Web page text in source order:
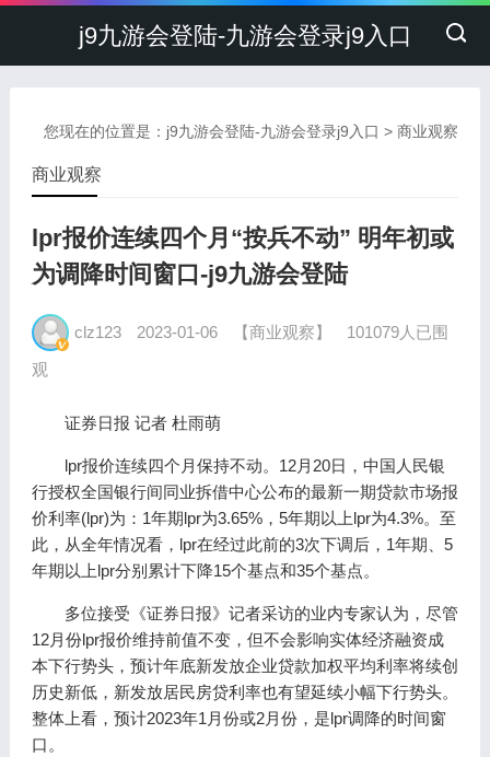
j9九游会登陆-九游会登录j9入口
您现在的位置是： j9九游会登陆-九游会登录j9入口 >商业观察
商业观察
lpr报价连续四个月“按兵不动” 明年初或
为调降时间窗口-j9九游会登陆
clz123 2023-01-06 【商业观察】
101079人已围
观
证券日报 记者 杜雨萌
lpr报价连续四个月保持不动。12月20日，中国人民银
行授权全国银行间同业拆借中心公布的最新一期贷款市场报
价利率(lpr)为：1年期lpr为3.65%，5年期以上lpr为4.3%。至
此，从全年情况看，lpr在经过此前的3次下调后，1年期、5
年期以上lpr分别累计下降15个基点和35个基点。
多位接受《证券日报》记者采访的业内专家认为，尽管
12月份lpr报价维持前值不变，但不会影响实体经济融资成
本下行势头，预计年底新发放企业贷款加权平均利率将续创
历史新低，新发放居民房贷利率也有望延续小幅下行势头。
整体上看，预计2023年1月份或2月份，是lpr调降的时间窗
口。